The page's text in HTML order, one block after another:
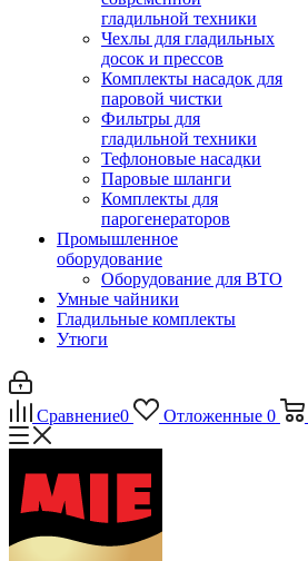
гладильной техники
Чехлы для гладильных
досок и прессов
Комплекты насадок для
паровой чистки
Фильтры для
гладильной техники
Тефлоновые насадки
Паровые шланги
Комплекты для
парогенераторов
Промышленное
оборудование
Оборудование для ВТО
Умные чайники
Гладильные комплекты
Утюги
Сравнение0 Отложенные 0